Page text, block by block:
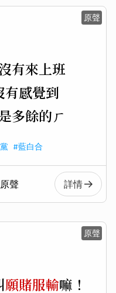
原聲
有來上班
有感覺到
多餘的ㄏ
#藍白合
原聲 詳情
原聲
願賭服輸嘛！